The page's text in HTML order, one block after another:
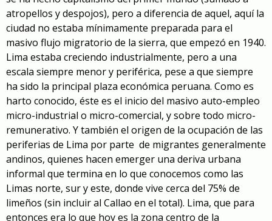
atropellos y despojos), pero a diferencia de aquel, aquí la
ciudad no estaba mínimamente preparada para el
masivo flujo migratorio de la sierra, que empezó en 1940.
Lima estaba creciendo industrialmente, pero a una
escala siempre menor y periférica, pese a que siempre
ha sido la principal plaza económica peruana. Como es
harto conocido, éste es el inicio del masivo auto-empleo
micro-industrial o micro-comercial, y sobre todo micro-
remunerativo. Y también el origen de la ocupación de las
periferias de Lima por parte de migrantes generalmente
andinos, quienes hacen emerger una deriva urbana
informal que termina en lo que conocemos como las
Limas norte, sur y este, donde vive cerca del 75% de
limeños (sin incluir al Callao en el total). Lima, que para
entonces era lo que hoy es la zona centro de la